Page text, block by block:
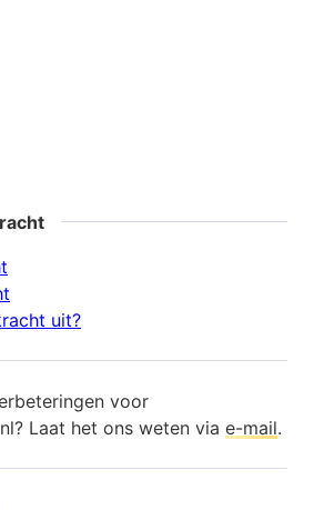
uit?
voor
Laat het ons weten via e-mail.